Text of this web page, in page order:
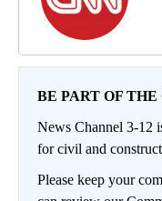
BE PART OF
News Channel 3-12
for civil and
Please keep your